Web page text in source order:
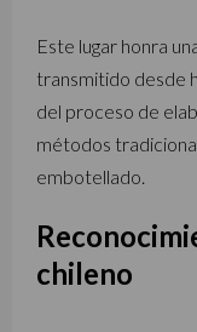
Este lugar honra
transmitido desde
del proceso de
métodos
embotellado.
chileno